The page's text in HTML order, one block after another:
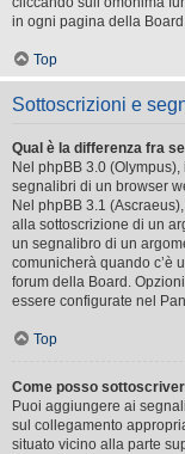
in ogni pagina della
Top
Sottoscrizioni e
Qual è la differenza fra
Nel phpBB 3.0
segnalibri di un browser
Nel phpBB 3.1
alla sottoscrizione di un
un segnalibro di un
comunicherà quando c’è
forum della Board.
essere configurate nel
Top
Come posso
Puoi aggiungere ai
sul collegamento
situato vicino alla parte